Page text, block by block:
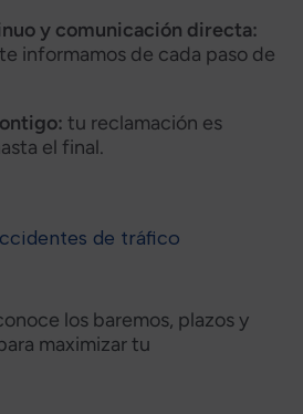
y comunicación directa:
informamos de cada paso de
tu reclamación es
el final.
de tráfico
los baremos, plazos y
maximizar tu